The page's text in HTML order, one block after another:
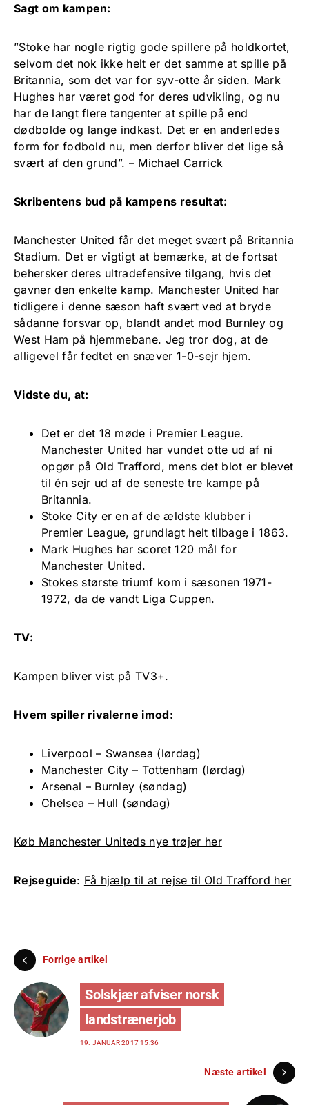
Sagt om kampen:
”Stoke har nogle rigtig gode spillere på holdkortet,
selvom det nok ikke helt er det samme at spille på
Britannia, som det var for syv-otte år siden. Mark
Hughes har været god for deres udvikling, og nu
har de langt flere tangenter at spille på end
dødbolde og lange indkast. Det er en anderledes
form for fodbold nu, men derfor bliver det lige så
svært af den grund”. – Michael Carrick
Skribentens bud på kampens resultat:
Manchester United får det meget svært på Britannia
Stadium. Det er vigtigt at bemærke, at de fortsat
behersker deres ultradefensive tilgang, hvis det
gavner den enkelte kamp. Manchester United har
tidligere i denne sæson haft svært ved at bryde
sådanne forsvar op, blandt andet mod Burnley og
West Ham på hjemmebane. Jeg tror dog, at de
alligevel får fedtet en snæver 1-0-sejr hjem.
Vidste du, at:
Det er det 18 møde i Premier League.
Manchester United har vundet otte ud af ni
opgør på Old Trafford, mens det blot er blevet
til én sejr ud af de seneste tre kampe på
Britannia.
Stoke City er en af de ældste klubber i
Premier League, grundlagt helt tilbage i 1863.
Mark Hughes har scoret 120 mål for
Manchester United.
Stokes største triumf kom i sæsonen 1971-
1972, da de vandt Liga Cuppen.
TV:
Kampen bliver vist på TV3+.
Hvem spiller rivalerne imod:
Liverpool – Swansea (lørdag)
Manchester City – Tottenham (lørdag)
Arsenal – Burnley (søndag)
Chelsea – Hull (søndag)
Køb Manchester Uniteds nye trøjer her
Rejseguide: Få hjælp til at rejse til Old Trafford her
Forrige artikel
Solskjær afviser norsk
landstrænerjob
19. JANUAR 2017 15:36
Næste artikel